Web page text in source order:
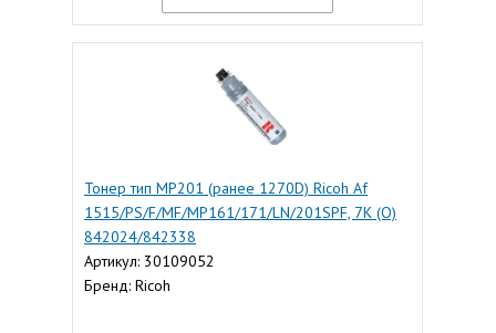
Тонер тип MP201 (ранее 1270D) Ricoh Af
1515/PS/F/MF/MP161/171/LN/201SPF, 7К (O)
842024/842338
Артикул: 30109052
Бренд: Ricoh